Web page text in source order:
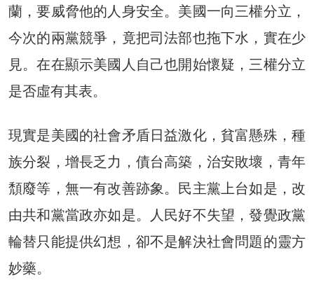
蘭，要威脅他的人身安全。美國一向三權分立，
今次的兩黨競爭，竟把司法部也拖下水，實在少
見。在在顯示美國人自己也開始懷疑，三權分立
是否虛有其表。
現實是美國的社會矛盾日益激化，貧富懸殊，種
族分裂，增長乏力，債台高築，治安敗壞，青年
頹廢等，無一有改善跡象。民主黨上台如是，改
由共和黨當政亦如是。人民好不失望，發覺政黨
輪替只能提供幻想，卻不是解決社會問題的靈方
妙藥。